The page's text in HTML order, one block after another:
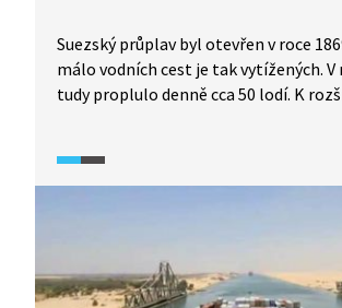
Suezský průplav byl otevřen v roce
málo vodních cest je tak vytížených. V
tudy proplulo denně cca 50 lodí. K
k takovým událostem, jako bylo jeho